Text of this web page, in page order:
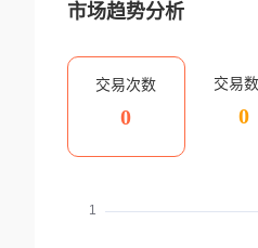
市场趋势分析
交易次数
0
交易
0